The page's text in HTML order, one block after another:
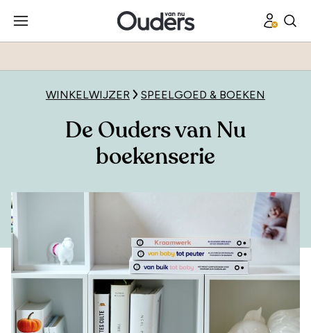
WINKELWIJZER SPEELGOED & BOEKEN
De Ouders van Nu
boekenserie